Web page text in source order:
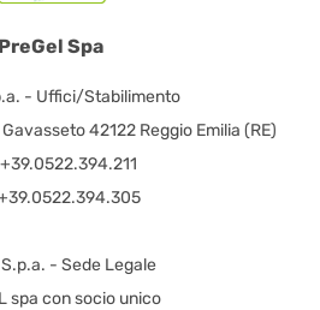
PreGel Spa
- Uffici/Stabilimento
42122 Reggio Emilia (RE)
- Sede Legale
spa con socio unico